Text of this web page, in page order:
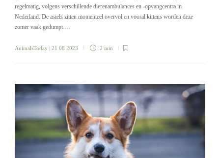
regelmatig, volgens verschillende dierenambulances en -opvangcentra in
Nederland. De asiels zitten momenteel overvol en vooral kittens worden deze
zomer vaak gedumpt….
AnimalsToday | 21 08 2023 2 min